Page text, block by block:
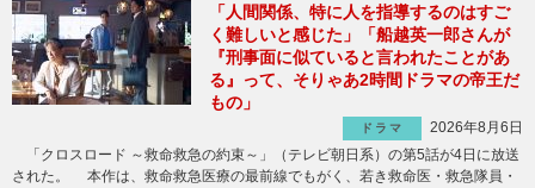
「人間関係、特に人を指導するのはすご
く難しいと感じた」「船越英一郎さんが
『刑事面に似ていると言われたことがあ
る』って、そりゃあ2時間ドラマの帝王だ
もの」
ドラマ
2026年8月6日
「クロスロード ～救命救急の約束～」（テレビ朝日系）の第5話が4日に放送
された。 本作は、救命救急医療の最前線でもがく、若き救命医・救急隊員・